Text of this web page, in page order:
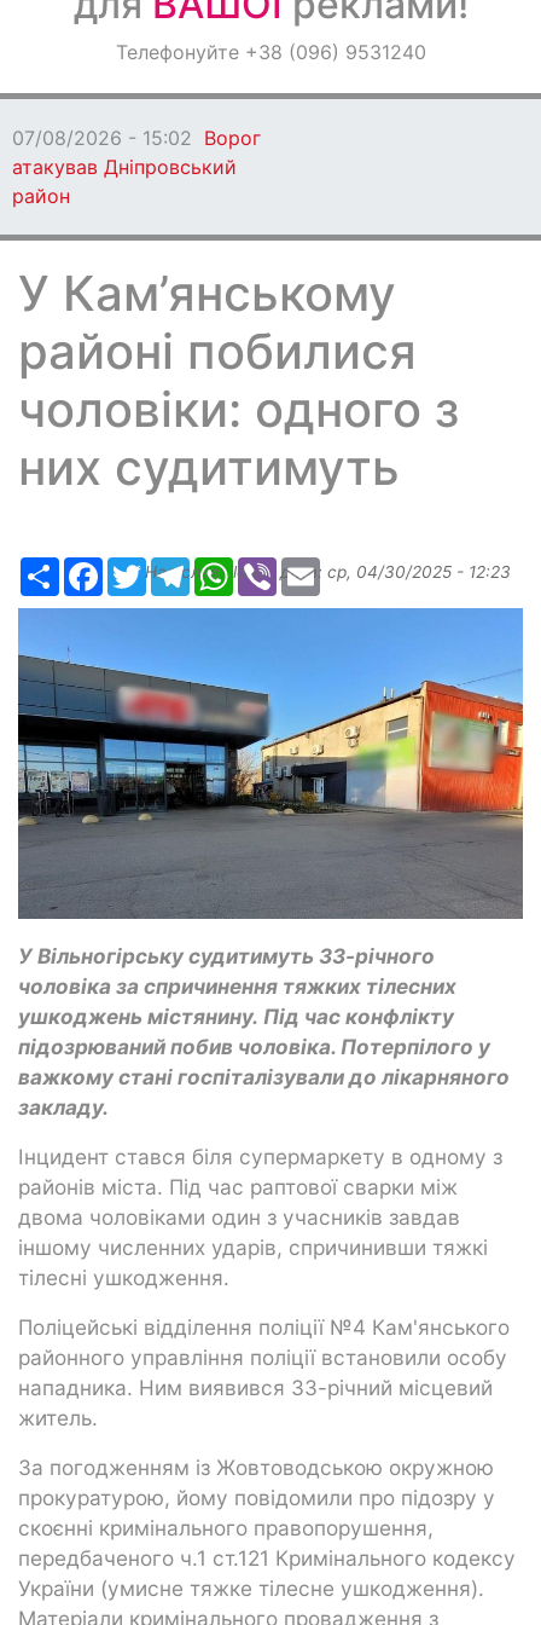
ОголошенняТелефонуйте +38 (096) 9531240
07/08/2026 - 15:02 Ворог
атакував Дніпровський
район
У Кам’янському
районі побилися
чоловіки: одного з
них судитимуть
РесурсFacebook
TwitterTelegramWhatsApp
ViberEmail
Надіслав:ilona, дата: ср, 04/30/2025 - 12:23
У Вільногірську судитимуть 33-річного
чоловіка за спричинення тяжких тілесних
ушкоджень містянину. Під час конфлікту
підозрюваний побив чоловіка. Потерпілого у
важкому стані госпіталізували до лікарняного
закладу.
Інцидент стався біля супермаркету в одному з
районів міста. Під час раптової сварки між
двома чоловіками один з учасників завдав
іншому численних ударів, спричинивши тяжкі
тілесні ушкодження.
Поліцейські відділення поліції №4 Кам'янського
районного управління поліції встановили особу
нападника. Ним виявився 33-річний місцевий
житель.
За погодженням із Жовтоводською окружною
прокуратурою, йому повідомили про підозру у
скоєнні кримінального правопорушення,
передбаченого ч.1 ст.121 Кримінального кодексу
України (умисне тяжке тілесне ушкодження).
Матеріали кримінального провадження з